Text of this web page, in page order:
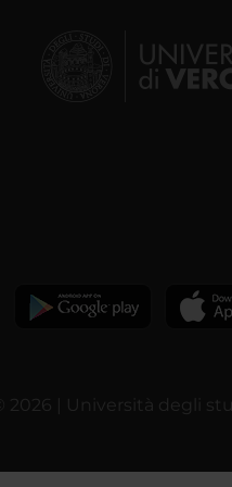
© 2026 | Università degli